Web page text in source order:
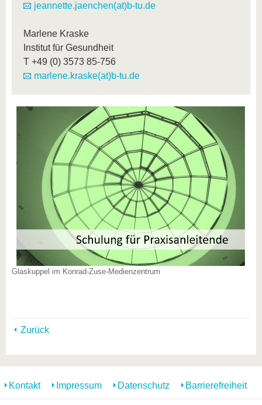
jeannette.jaenchen(at)b-tu.de
Marlene Kraske
Institut für Gesundheit
T +49 (0) 3573 85-756
marlene.kraske(at)b-tu.de
Glaskuppel im Konrad-Zuse-Medienzentrum
Zurück
Kontakt Impressum Datenschutz Barrierefreiheit